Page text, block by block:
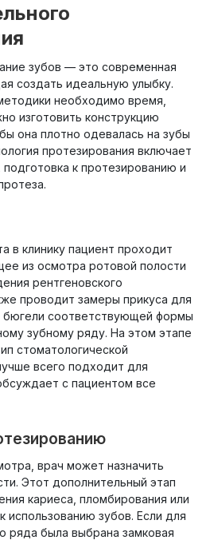
зубов — это современная
создать идеальную улыбку.
необходимо время,
изготовить конструкцию
она плотно одевалась на зубы
протезирования включает
подготовка к протезированию и
в клинику пациент проходит
из осмотра ротовой полости
рентгеновского
проводит замеры прикуса для
бюгели соответствующей формы
зубному ряду. На этом этапе
стоматологической
всего подходит для
с пациентом все
врач может назначить
Этот дополнительный этап
кариеса, пломбирования или
использованию зубов. Если для
ряда была выбрана замковая